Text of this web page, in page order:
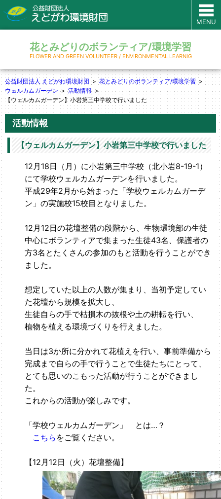
MENU
花とみどりのボランティア/環境学習
FLOWER AND GREEN VOLUNTEER / ENVIRONMENTAL LEARNIG
公益財団法人 えどがわ環境財団
花とみどりのボランティア/環境学習
ウェルカムガーデン
活動情報
【ウェルカムガーデン】小岩第三中学校で行いました
活動情報
【ウェルカムガーデン】小岩第三中学校で行いました
12月18日（月）に小岩第三中学校（北小岩8-19-1）
にて学校ウェルカムガーデンを行いました。
平成29年2月から始まった「学校ウェルカムガーデ
ン」の実施校15校目となりました。
12月12日の花壇整備の段階から、生物環境部の生徒
中心にボランティアで集まった生徒43名、保護者の
方3名とたくさんの参加のもと活動を行うことができ
ました。
想定していた以上の人数が集まり、当初予定してい
た花壇から規模を拡大し、
生徒自らの手で枯損木の抜根や土の耕転を行い、
植物を植える環境づくりを行えました。
当日は3か所に分かれて花植えを行い、事前準備から
完成まで自らの手で行うことで生徒たちにとって、
とても思いのこもった活動が行うことができまし
た。
これからの活動が楽しみです。
「学校ウェルカムガーデン」 とは…？
こちら をご覧ください。
【12月12日（火）花壇整備】